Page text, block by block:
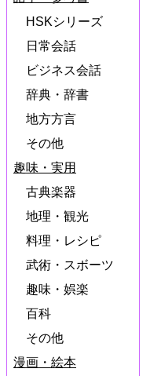
HSKシリーズ
日常会話
ビジネス会話
辞典・辞書
地方方言
その他
趣味・実用
古典楽器
地理・観光
料理・レシピ
武術・スボーツ
趣味・娯楽
百科
その他
漫画・絵本